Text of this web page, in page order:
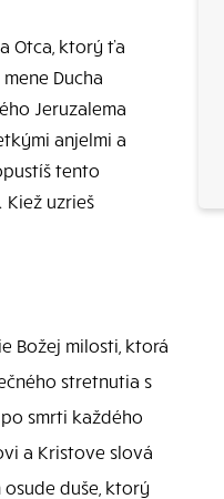
Otca, ktorý ťa
Ducha
Jeruzalema
anjelmi a
tento
Kiež uzrieš
Božej milosti, ktorá
stretnutia s
smrti každého
a Kristove slová
duše, ktorý